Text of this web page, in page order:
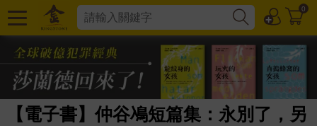
0
【電子書】仲谷鳰短篇集：永別了，另